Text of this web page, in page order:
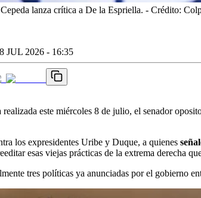
lanza crítica a De la Espriella. - Crédito:
JUL 2026 - 16:35
este miércoles 8 de julio, el senador
los expresidentes Uribe y Duque, a quienes
esas viejas prácticas de la extrema derecha
tres políticas ya anunciadas por el gobierno